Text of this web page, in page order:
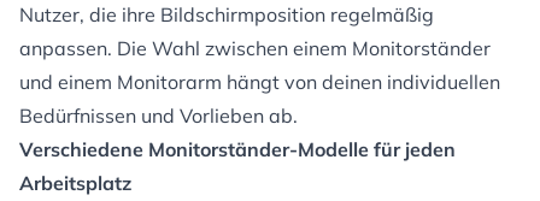
Nutzer, die ihre Bildschirmposition regelmäßig
anpassen. Die Wahl zwischen einem Monitorständer
und einem Monitorarm hängt von deinen individuellen
Bedürfnissen und Vorlieben ab.
Verschiedene Monitorständer-Modelle für jeden
Arbeitsplatz